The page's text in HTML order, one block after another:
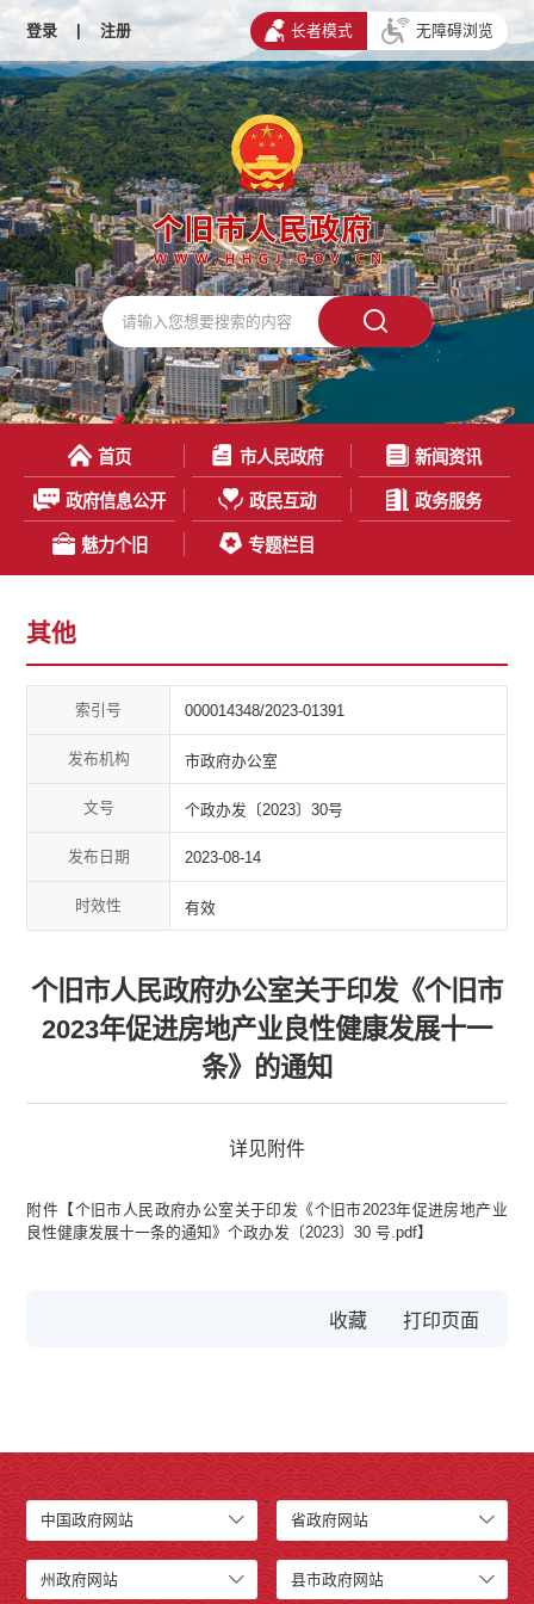
登录 | 注册 长者模式 无障碍浏览
首页 市人民政府 新闻资讯
政府信息公开 政民互动 政务服务
魅力个旧 专题栏目
其他
索引号 000014348/2023-01391
发布机构 市政府办公室
文号 个政办发〔2023〕30号
发布日期 2023-08-14
时效性 有效
个旧市人民政府办公室关于印发《个旧市
2023年促进房地产业良性健康发展十一
条》的通知
详见附件
附件【个旧市人民政府办公室关于印发《个旧市2023年促进房地产业
良性健康发展十一条的通知》个政办发〔2023〕30 号.pdf】
收藏
中国政府网站 省政府网站
州政府网站 县市政府网站